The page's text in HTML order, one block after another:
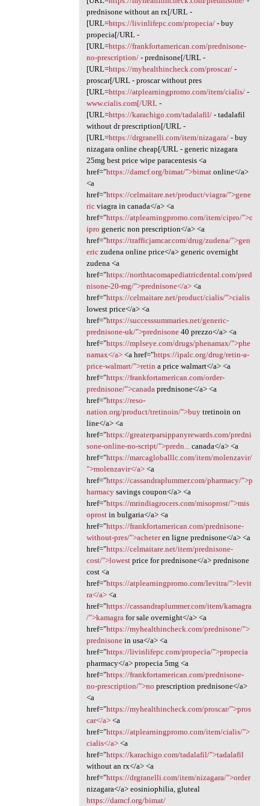
prednisone without an rx[/URL -
[URL=https://livinlifepc.com/propecia/- buy
propecia[/URL -
[URL=https://frankfortamerican.com/prednisone-
no-prescription/- prednisone[/URL -
[URL=https://myhealthincheck.com/proscar/-
proscar[/URL - proscar without pres
[URL=https://atplearningpromo.com/item/cialis/-
www.cialis.com[/URL-
[URL=https://karachigo.com/tadalafil/- tadalafil
without dr prescription[/URL -
[URL=https://drgranelli.com/item/nizagara/- buy
nizagara online cheap[/URL - generic nizagara
25mg best price wipe paracentesis <a
href="https://damcf.org/bimat/">bimatonline</a>
<a
href="https://celmaitare.net/product/viagra/">gene
ricviagra in canada</a> <a
href="https://atplearningpromo.com/item/cipro/">c
ipro generic non prescription</a> <a
href="https://trafficjamcar.com/drug/zudena/">gen
ericzudena online price</a> generic overnight
zudena <a
href="https://northtacomapediatricdental.com/pred
nisone-20-mg/">prednisone</a><a
href="https://celmaitare.net/product/cialis/">cialis
lowest price</a> <a
href="https://successsummaries.net/generic-
prednisone-uk/">prednisone40 prezzo</a> <a
href="https://mplseye.com/drugs/phenamax/">phe
namax</a><a href="https://ipalc.org/drug/retin-a-
price-walmart/">retin a price walmart</a> <a
href="https://frankfortamerican.com/order-
prednisone/">canadaprednisone</a> <a
href="https://reso-
nation.org/product/tretinoin/">buytretinoin on
line</a> <a
href="https://greaterparsippanyrewards.com/predni
sone-online-no-script/">predn...canada</a> <a
href="https://marcagloballlc.com/item/molenzavir/
">molenzavir</a><a
href="https://cassandraplummer.com/pharmacy/">p
harmacysavings coupon</a> <a
href="https://mrindiagrocers.com/misoprost/">mis
oprostin bulgaria</a> <a
href="https://frankfortamerican.com/prednisone-
without-pres/">acheteren ligne prednisone</a> <a
href="https://celmaitare.net/item/prednisone-
cost/">lowestprice for prednisone</a> prednisone
cost <a
href="https://atplearningpromo.com/levitra/">levit
ra</a><a
href="https://cassandraplummer.com/item/kamagra
/">kamagrafor sale overnight</a> <a
href="https://myhealthincheck.com/prednisone/">
prednisonein usa</a> <a
href="https://livinlifepc.com/propecia/">propecia
pharmacy</a> propecia 5mg <a
href="https://frankfortamerican.com/prednisone-
no-prescription/">no prescription prednisone</a>
<a
href="https://myhealthincheck.com/proscar/">pros
car</a><a
href="https://atplearningpromo.com/item/cialis/">
cialis</a><a
href="https://karachigo.com/tadalafil/">tadalafil
without an rx</a> <a
href="https://drgranelli.com/item/nizagara/">order
nizagara</a> eosiniophilia, gluteal
https://damcf.org/bimat/